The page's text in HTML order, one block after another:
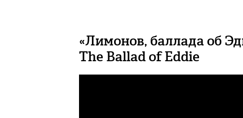
«Лимонов, баллада об
The Ballad of Eddie